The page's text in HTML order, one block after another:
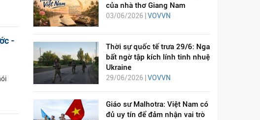
-
của nhà thơ Giang Nam
03/06/2026 | VOVVN
Thời sự quốc tế trưa 29/6: Nga
bất ngờ tập kích lính tinh nhuệ
Ukraine
29/06/2026 | VOVVN
Giáo sư Malhotra: Việt Nam có
đủ uy tín để đảm nhận vai trò